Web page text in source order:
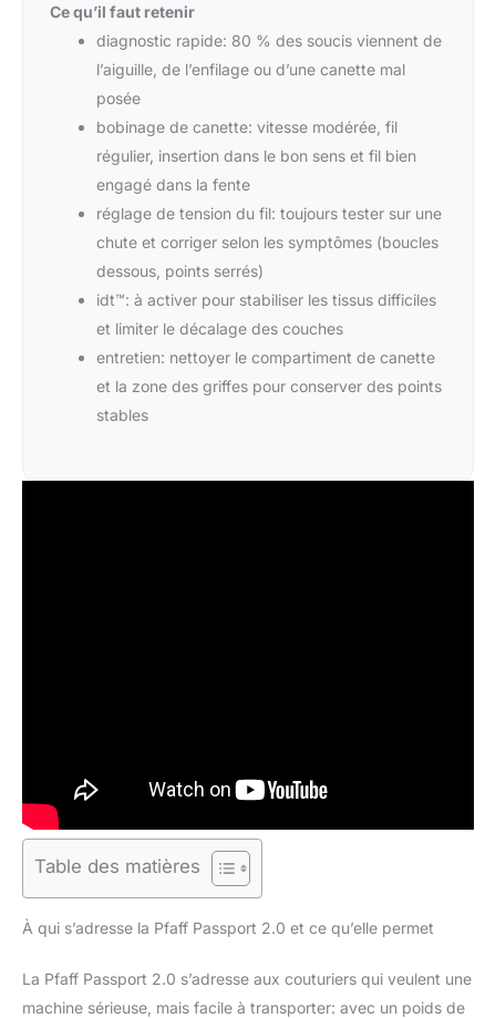
Ce qu’il faut retenir
diagnostic rapide: 80 % des soucis viennent de
l’aiguille, de l’enfilage ou d’une canette mal
posée
bobinage de canette: vitesse modérée, fil
régulier, insertion dans le bon sens et fil bien
engagé dans la fente
réglage de tension du fil: toujours tester sur une
chute et corriger selon les symptômes (boucles
dessous, points serrés)
idt™: à activer pour stabiliser les tissus difficiles
et limiter le décalage des couches
entretien: nettoyer le compartiment de canette
et la zone des griffes pour conserver des points
stables
Table des matières
À qui s’adresse la Pfaff Passport 2.0 et ce qu’elle permet
La Pfaff Passport 2.0 s’adresse aux couturiers qui veulent une
machine sérieuse, mais facile à transporter: avec un poids de